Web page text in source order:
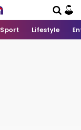
Sport Lifestyle